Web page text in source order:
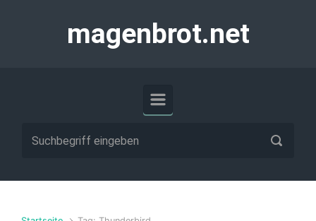
magenbrot.net